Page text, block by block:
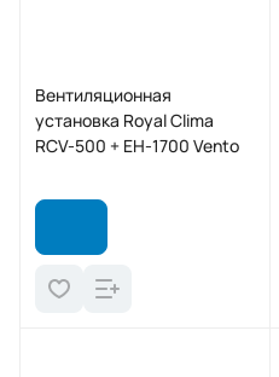
Вентиляционная
установка Royal Clima
RCV-500 + EH-1700 Vento